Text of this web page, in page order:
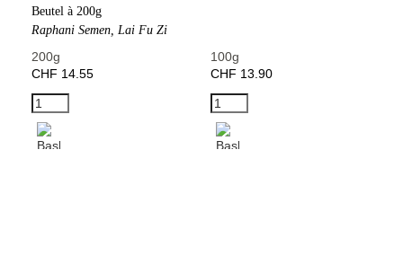
Beutel à 200g
Raphani Semen, Lai Fu Zi
200g
CHF 14.55
100g
CHF 13.90